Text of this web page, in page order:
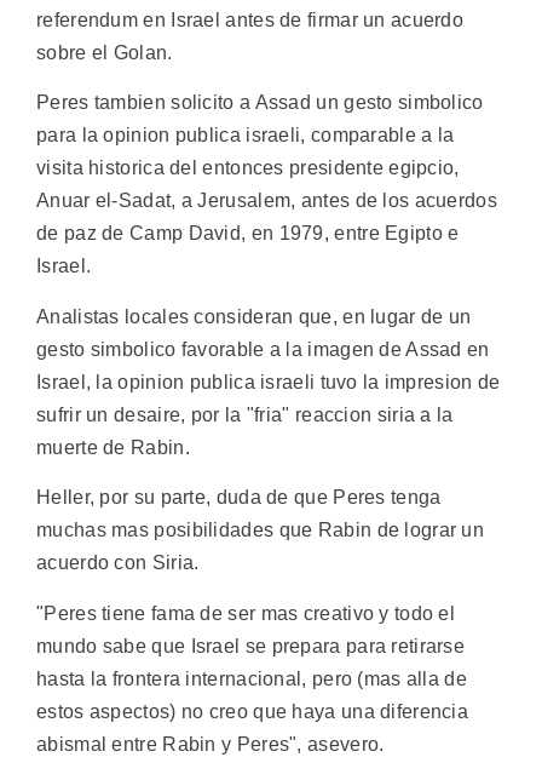
referendum en Israel antes de firmar un acuerdo
sobre el Golan.
Peres tambien solicito a Assad un gesto simbolico
para la opinion publica israeli, comparable a la
visita historica del entonces presidente egipcio,
Anuar el-Sadat, a Jerusalem, antes de los acuerdos
de paz de Camp David, en 1979, entre Egipto e
Israel.
Analistas locales consideran que, en lugar de un
gesto simbolico favorable a la imagen de Assad en
Israel, la opinion publica israeli tuvo la impresion de
sufrir un desaire, por la "fria" reaccion siria a la
muerte de Rabin.
Heller, por su parte, duda de que Peres tenga
muchas mas posibilidades que Rabin de lograr un
acuerdo con Siria.
"Peres tiene fama de ser mas creativo y todo el
mundo sabe que Israel se prepara para retirarse
hasta la frontera internacional, pero (mas alla de
estos aspectos) no creo que haya una diferencia
abismal entre Rabin y Peres", asevero.